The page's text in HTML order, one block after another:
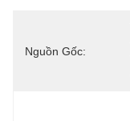
Nguồn Gốc: